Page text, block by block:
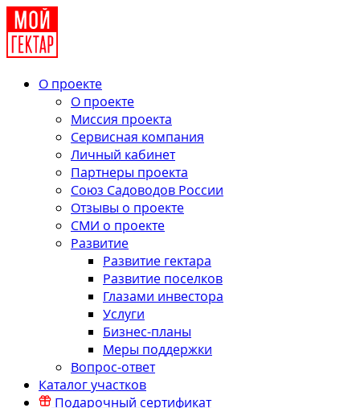
О проекте
О проекте
Миссия проекта
Сервисная компания
Личный кабинет
Партнеры проекта
Союз Садоводов России
Отзывы о проекте
СМИ о проекте
Развитие
Развитие гектара
Развитие поселков
Глазами инвестора
Услуги
Бизнес-планы
Меры поддержки
Вопрос-ответ
Каталог участков
Подарочный сертификат